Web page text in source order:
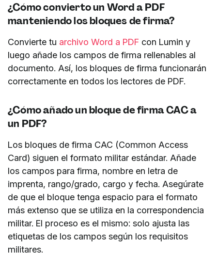
¿Cómo convierto un Word a PDF
manteniendo los bloques de firma?
Convierte tu archivo Word a PDF con Lumin y
luego añade los campos de firma rellenables al
documento. Así, los bloques de firma funcionarán
correctamente en todos los lectores de PDF.
¿Cómo añado un bloque de firma CAC a
un PDF?
Los bloques de firma CAC (Common Access
Card) siguen el formato militar estándar. Añade
los campos para firma, nombre en letra de
imprenta, rango/grado, cargo y fecha. Asegúrate
de que el bloque tenga espacio para el formato
más extenso que se utiliza en la correspondencia
militar. El proceso es el mismo: solo ajusta las
etiquetas de los campos según los requisitos
militares.